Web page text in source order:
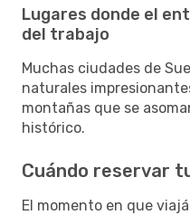
Lugares donde el
del trabajo
Muchas ciudades de
naturales
montañas que se
histórico.
Cuándo reservar
El momento en que